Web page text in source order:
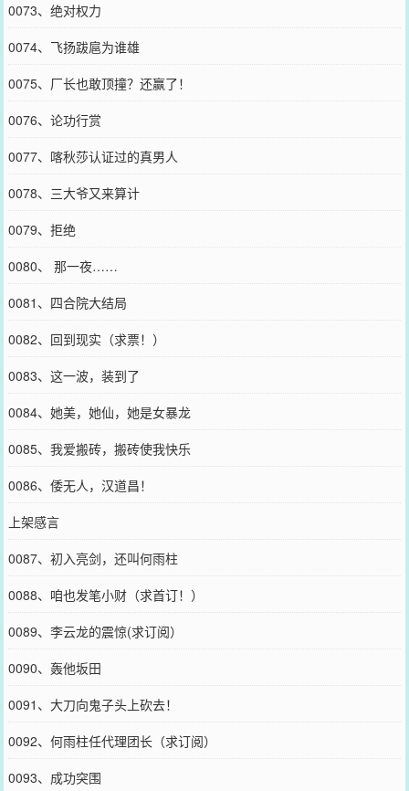
0073、绝对权力
0074、飞扬跋扈为谁雄
0075、厂长也敢顶撞？还赢了！
0076、论功行赏
0077、喀秋莎认证过的真男人
0078、三大爷又来算计
0079、拒绝
0080、 那一夜……
0081、四合院大结局
0082、回到现实（求票！）
0083、这一波，装到了
0084、她美，她仙，她是女暴龙
0085、我爱搬砖，搬砖使我快乐
0086、倭无人，汉道昌！
上架感言
0087、初入亮剑，还叫何雨柱
0088、咱也发笔小财（求首订！）
0089、李云龙的震惊(求订阅）
0090、轰他坂田
0091、大刀向鬼子头上砍去！
0092、何雨柱任代理团长（求订阅）
0093、成功突围